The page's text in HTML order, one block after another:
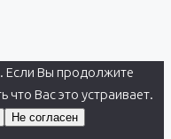
Если Вы продолжите
что Вас это устраивает.
Не согласен